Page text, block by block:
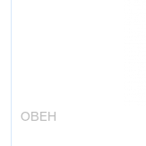
ОВЕН